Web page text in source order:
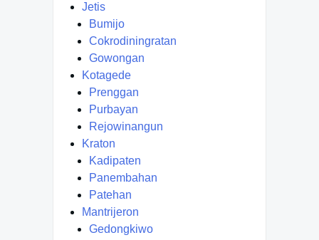
Jetis
Bumijo
Cokrodiningratan
Gowongan
Kotagede
Prenggan
Purbayan
Rejowinangun
Kraton
Kadipaten
Panembahan
Patehan
Mantrijeron
Gedongkiwo